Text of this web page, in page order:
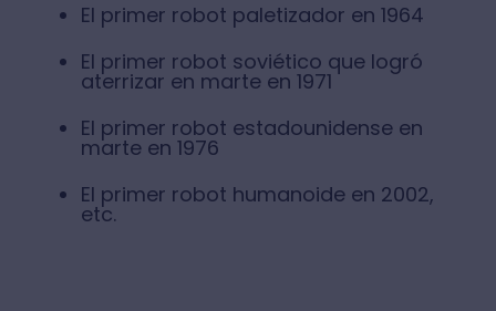
El primer robot paletizador en 1964
El primer robot soviético que logró
aterrizar en marte en 1971
El primer robot estadounidense en
marte en 1976
El primer robot humanoide en 2002,
etc.